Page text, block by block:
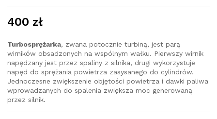
400 zł
Turbosprężarka, zwana potocznie turbiną, jest parą
wirników obsadzonych na wspólnym wałku. Pierwszy wirnik
napędzany jest przez spaliny z silnika, drugi wykorzystuje
napęd do sprężania powietrza zasysanego do cylindrów.
Jednoczesne zwiększenie objętości powietrza i dawki paliwa
wprowadzanych do spalenia zwiększa moc generowaną
przez silnik.